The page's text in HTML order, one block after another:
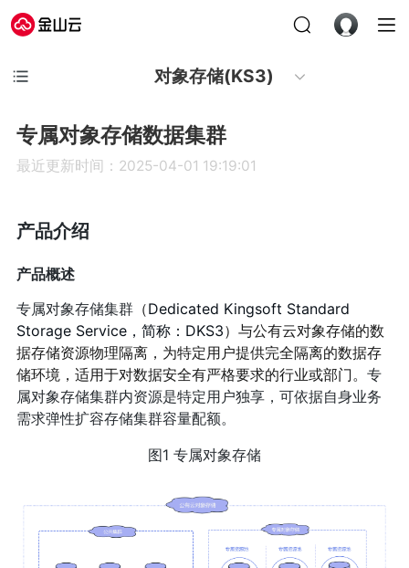
对象存储(KS3)
专属对象存储数据集群
最近更新时间：2025-04-01 19:19:01
产品介绍
产品概述
专属对象存储集群（Dedicated Kingsoft Standard
Storage Service，简称：DKS3）与公有云对象存储的数
据存储资源物理隔离，为特定用户提供完全隔离的数据存
储环境，适用于对数据安全有严格要求的行业或部门。 专
属对象存储集群内资源是特定用户独享，可依据自身业务
需求弹性扩容存储集群容量配额。
图1 专属对象存储